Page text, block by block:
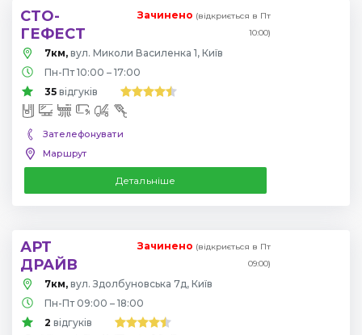
СТО-
ГЕФЕСТ
Зачинено (відкриється в Пт
10:00)
7км, вул. Миколи Василенка 1, Київ
Пн-Пт 10:00 – 17:00
35 відгуків
Зателефонувати
Маршрут
Детальніше
АРТ
ДРАЙВ
Зачинено (відкриється в Пт
09:00)
7км, вул. Здолбуновська 7д, Київ
Пн-Пт 09:00 – 18:00
2 відгуків